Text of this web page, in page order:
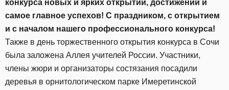
конкурса новых и ярких открытий, достижений и
самое главное успехов! С праздником, с открытием
и с началом нашего профессионального конкурса!
Также в день торжественного открытия конкурса в Сочи
была заложена Аллея учителей России. Участники,
члены жюри и организаторы состязания посадили
деревья в орнитологическом парке Имеретинской